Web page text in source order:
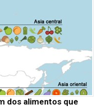
dos alimentos que